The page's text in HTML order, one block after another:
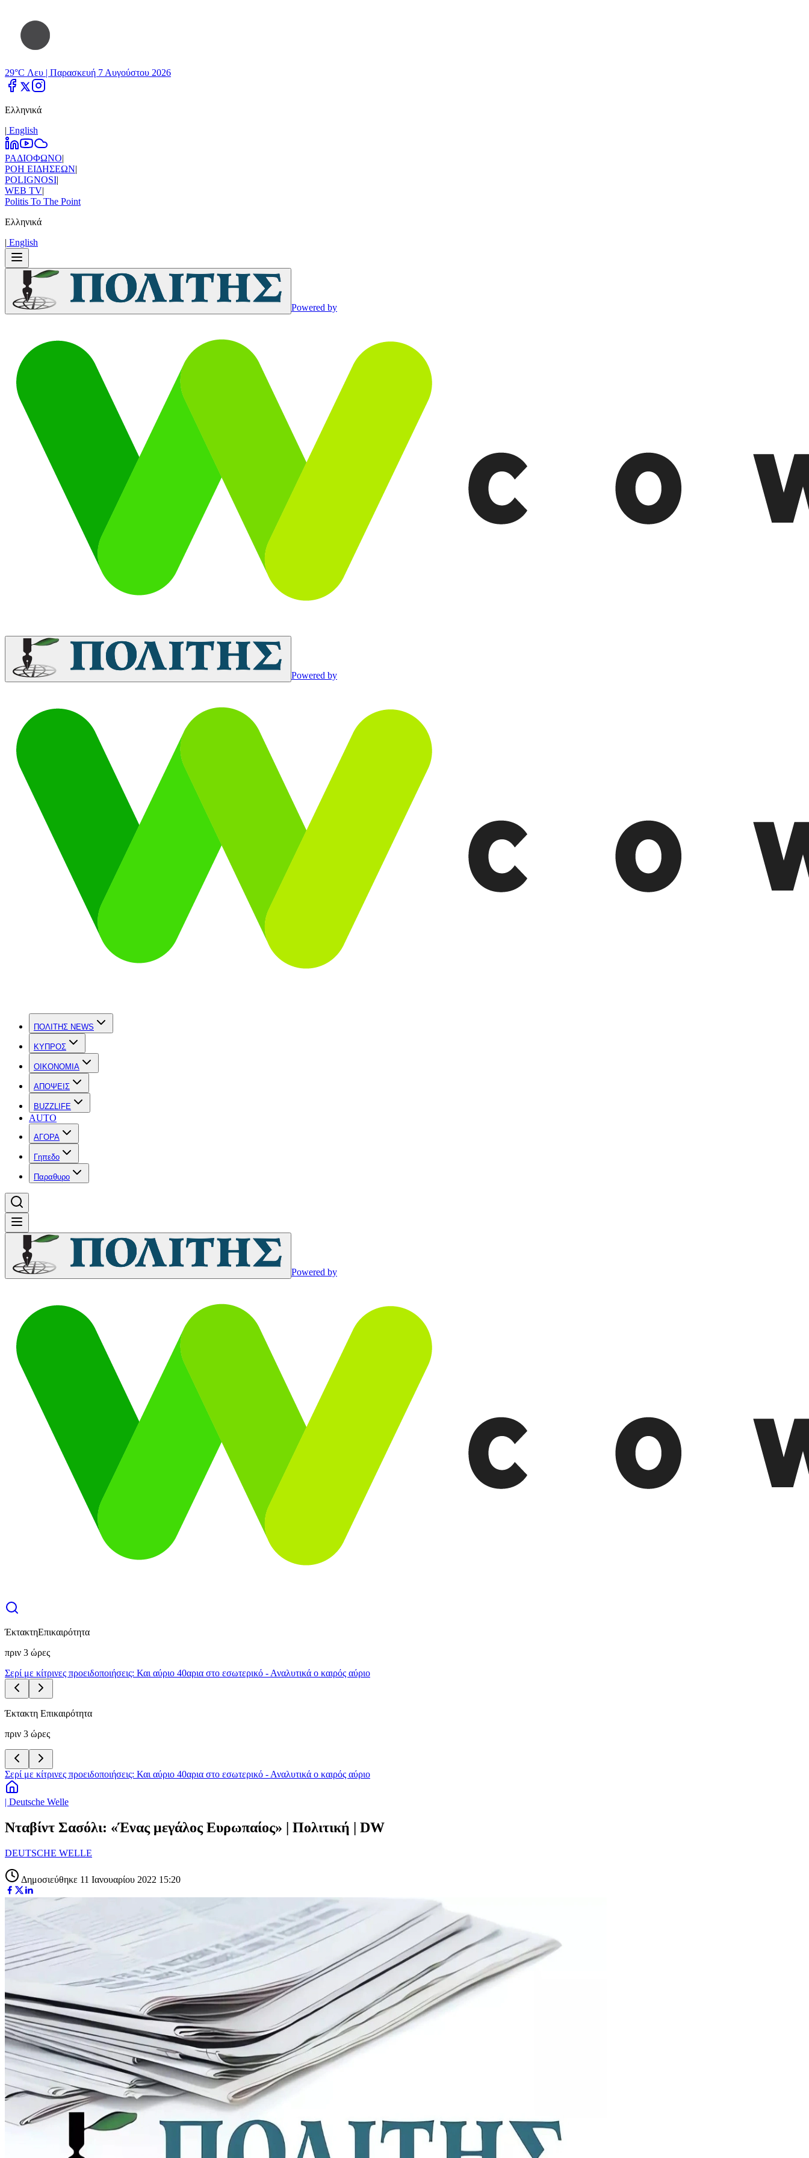
29°C Λευ | Παρασκευή 7 Αυγούστου 2026
Ελληνικά
| Εnglish
ΡΑΔΙΟΦΩΝΟ|
ΡΟΗ ΕΙΔΗΣΕΩΝ|
POLIGNOSI|
WEB TV|
Politis To The Point
Ελληνικά
| Εnglish
Powered by
Powered by
ΠΟΛΙΤΗΣ NEWS
ΚΥΠΡΟΣ
OIKONOMIA
ΑΠΟΨΕΙΣ
BUZZLIFE
AUTO
ΑΓΟΡΑ
Γηπεδο
Παραθυρο
Powered by
ΈκτακτηΕπικαιρότητα
πριν 3 ώρες
Σερί με κίτρινες προειδοποιήσεις: Και αύριο 40αρια στο εσωτερικό - Αναλυτικά ο καιρός αύριο
Έκτακτη Επικαιρότητα
πριν 3 ώρες
Σερί με κίτρινες προειδοποιήσεις: Και αύριο 40αρια στο εσωτερικό - Αναλυτικά ο καιρός αύριο
| Deutsche Welle
Νταβίντ Σασόλι: «Ένας μεγάλος Ευρωπαίος» | Πολιτική | DW
DEUTSCHE WELLE
Δημοσιεύθηκε 11 Ιανουαρίου 2022 15:20